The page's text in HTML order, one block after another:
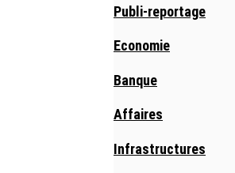
Publi-reportage
Economie
Banque
Affaires
Infrastructures